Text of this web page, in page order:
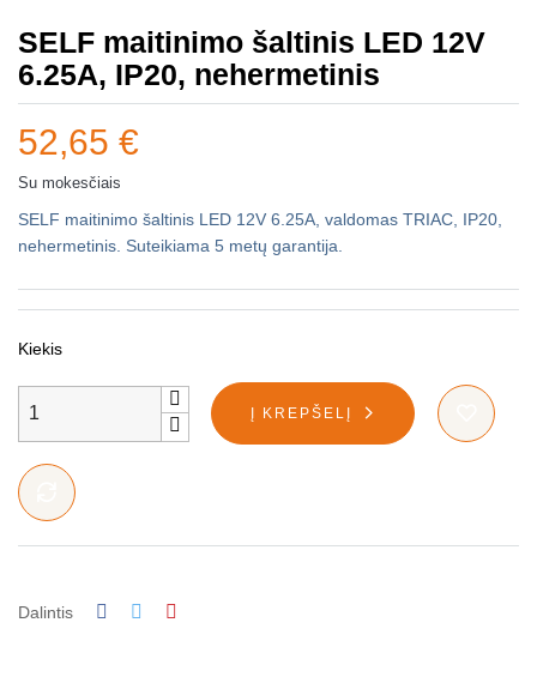
SELF maitinimo šaltinis LED 12V
6.25A, IP20, nehermetinis
52,65 €
Su mokesčiais
SELF maitinimo šaltinis LED 12V 6.25A, valdomas TRIAC, IP20,
nehermetinis. Suteikiama 5 metų garantija.
Kiekis
Į KREPŠELĮ
Dalintis